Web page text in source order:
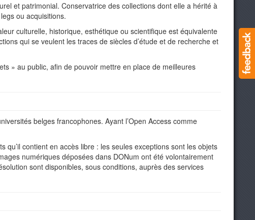
et patrimonial. Conservatrice des collections dont elle a hérité à
ou acquisitions.
culturelle, historique, esthétique ou scientifique est équivalente
qui se veulent les traces de siècles d’étude et de recherche et
» au public, afin de pouvoir mettre en place de meilleures
belges francophones. Ayant l’Open Access comme
contient en accès libre : les seules exceptions sont les objets
numériques déposées dans DONum ont été volontairement
sont disponibles, sous conditions, auprès des services